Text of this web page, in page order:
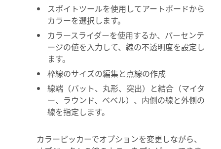
スポイトツールを使用してアートボードから
カラーを選択します。
カラースライダーを使用するか、パーセンテ
ージの値を入力して、線の不透明度を設定し
ます。
枠線のサイズの編集と点線の作成
線端（バット、丸形、突出）と結合（マイタ
ー、ラウンド、ベベル）、内側の線と外側の
線を指定します。
カラーピッカーでオプションを変更しながら、